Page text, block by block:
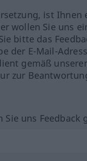
ist Ihnen
wollen Sie uns
bitte das
der E-Mail-
gemäß
zur
Sie uns Feedback